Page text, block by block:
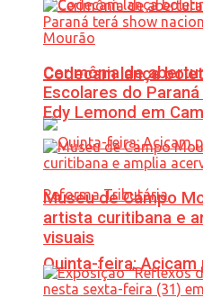
Codecam lança
Quinta-feira:
Cerimônia de
Escolares do
Edy Lemond em
Museu de Campo
artista curitibana e
visuais